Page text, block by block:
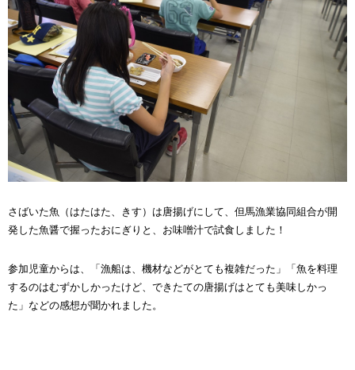
さばいた魚（はたはた、きす）は唐揚げにして、但馬漁業協同組合が開
発した魚醤で握ったおにぎりと、お味噌汁で試食しました！
参加児童からは、「漁船は、機材などがとても複雑だった」「魚を料理
するのはむずかしかったけど、できたての唐揚げはとても美味しかっ
た」などの感想が聞かれました。